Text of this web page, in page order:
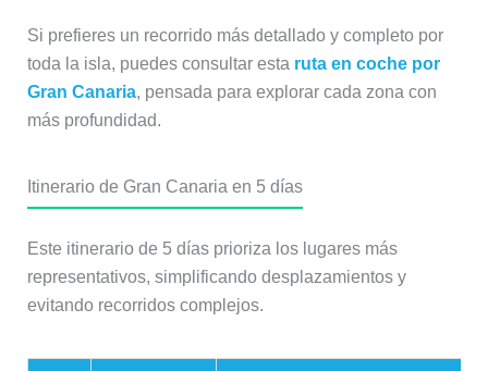
Si prefieres un recorrido más detallado y completo por
toda la isla, puedes consultar esta ruta en coche por
Gran Canaria, pensada para explorar cada zona con
más profundidad.
Itinerario de Gran Canaria en 5 días
Este itinerario de 5 días prioriza los lugares más
representativos, simplificando desplazamientos y
evitando recorridos complejos.